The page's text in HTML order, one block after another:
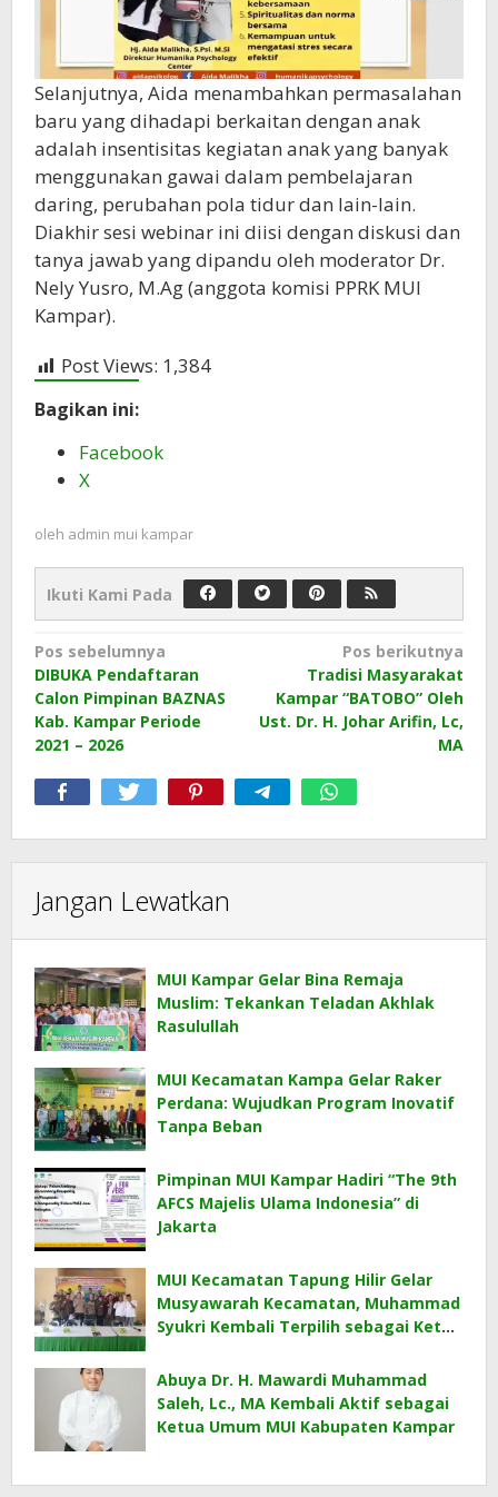
Selanjutnya, Aida menambahkan permasalahan
baru yang dihadapi berkaitan dengan anak
adalah insentisitas kegiatan anak yang banyak
menggunakan gawai dalam pembelajaran
daring, perubahan pola tidur dan lain-lain.
Diakhir sesi webinar ini diisi dengan diskusi dan
tanya jawab yang dipandu oleh moderator Dr.
Nely Yusro, M.Ag (anggota komisi PPRK MUI
Kampar).
Post Views: 1,384
Bagikan ini:
Facebook
X
oleh admin mui kampar
Ikuti Kami Pada
Navigasi
pos
Pos sebelumnya
DIBUKA Pendaftaran
Calon Pimpinan BAZNAS
Kab. Kampar Periode
2021 – 2026
Pos berikutnya
Tradisi Masyarakat
Kampar “BATOBO” Oleh
Ust. Dr. H. Johar Arifin, Lc,
MA
Jangan Lewatkan
MUI Kampar Gelar Bina Remaja
Muslim: Tekankan Teladan Akhlak
Rasulullah
MUI Kecamatan Kampa Gelar Raker
Perdana: Wujudkan Program Inovatif
Tanpa Beban
Pimpinan MUI Kampar Hadiri “The 9th
AFCS Majelis Ulama Indonesia” di
Jakarta
MUI Kecamatan Tapung Hilir Gelar
Musyawarah Kecamatan, Muhammad
Syukri Kembali Terpilih sebagai Ketua
Abuya Dr. H. Mawardi Muhammad
Saleh, Lc., MA Kembali Aktif sebagai
Ketua Umum MUI Kabupaten Kampar